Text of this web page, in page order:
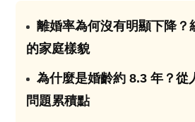
離婚率為何沒有明顯下降？
的家庭樣貌
為什麼是婚齡約 8.3 年？從
問題累積點